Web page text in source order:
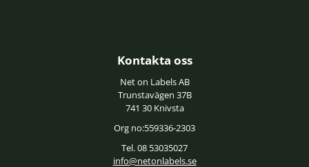
Kontakta oss
Net on Labels AB
Trunstavägen 37B
741 30 Knivsta
Org no:559336-2303
Tel. 08 53035027
info@netonlabels.se